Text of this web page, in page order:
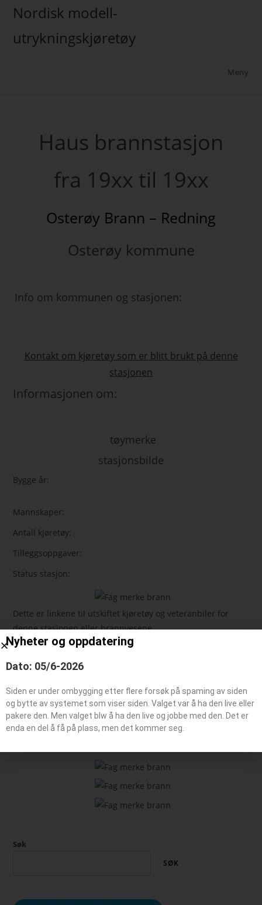
Nordisk modell-
utrykningskjøretøy
Meny
Haus brannstasjon
fra 19xx til 19xx
Osterøy Brann – Redning
Osterøy kommune
Info om kommunen og stasjonen:
Kontakt om kjøretøy som er blitt brukt på denne
stasjonen
Informasjonen om:
tøymerke
stasjonsbilde
Bygge år:
Mannskaper:
Antall kjøretøy:
Tilleggsoppgaver:
Status stasjon:
Dette er linkene til utskiftet kjøretøy og veteranbiler for
denne stasjonen eller brannvesene
Feie-/tilsynsbil, Administrasjonsbil
Båt typer
Søk
SØK
Nyheter og oppdatering
Dato: 05/6-2026
Siden er under ombygging etter flere forsøk på spaming av siden
og bytte av systemet som viser siden. Valget var å ha den live eller
pakere den. Men valget blw å ha den live og jobbe med den. Det er
enda en del å få på plass, men det kommer seg.